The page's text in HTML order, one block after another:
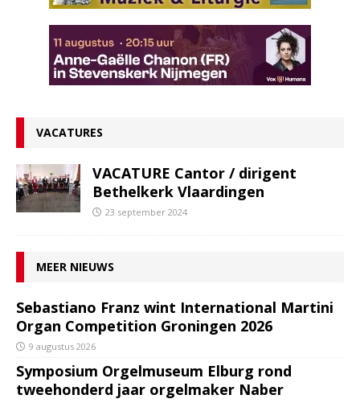
VACATURES
VACATURE Cantor / dirigent
Bethelkerk Vlaardingen
23 september 2024
MEER NIEUWS
Sebastiano Franz wint International Martini
Organ Competition Groningen 2026
9 augustus 2026
Symposium Orgelmuseum Elburg rond
tweehonderd jaar orgelmaker Naber